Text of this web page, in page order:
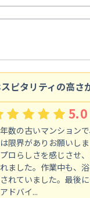
ピタリティの高さ
5.0
数の古いマンション
限界がありお願いし
ロらしさを感じさせ
ました。作業中も、
れていました。最後
ドバイ...